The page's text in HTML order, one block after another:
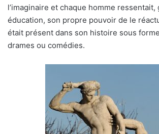
l’imaginaire et chaque homme ressentait,
éducation, son propre pouvoir de le
était présent dans son histoire sous
drames ou comédies.